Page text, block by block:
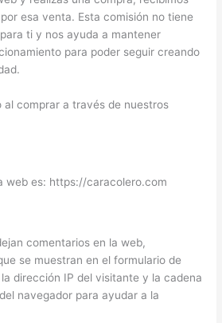
esa venta. Esta comisión no tiene
ti y nos ayuda a mantener
para poder seguir creando
al comprar a través de nuestros
web es: https://caracolero.com
comentarios en la web,
se muestran en el formulario de
dirección IP del visitante y la cadena
navegador para ayudar a la